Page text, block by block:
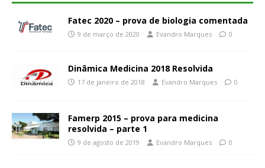
Fatec 2020 – prova de biologia comentada
9 de março de 2020 Evandro Marques 0
Dinâmica Medicina 2018 Resolvida
17 de janeiro de 2018 Evandro Marques 0
Famerp 2015 – prova para medicina
resolvida – parte 1
9 de agosto de 2019 Evandro Marques 0